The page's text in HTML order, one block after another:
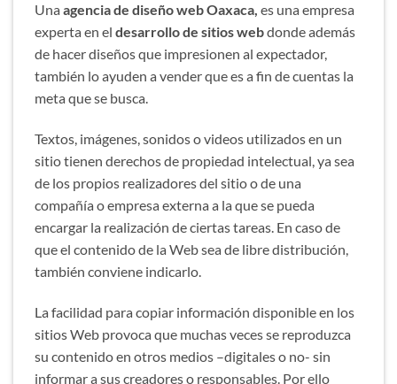
Una agencia de diseño web Oaxaca, es una empresa
experta en el desarrollo de sitios webdonde además
de hacer diseños que impresionen al expectador,
también lo ayuden a vender que es a fin de cuentas la
meta que se busca.
Textos, imágenes, sonidos o videos utilizados en un
sitio tienen derechos de propiedad intelectual, ya sea
de los propios realizadores del sitio o de una
compañía o empresa externa a la que se pueda
encargar la realización de ciertas tareas. En caso de
que el contenido de la Web sea de libre distribución,
también conviene indicarlo.
La facilidad para copiar información disponible en los
sitios Web provoca que muchas veces se reproduzca
su contenido en otros medios –digitales o no- sin
informar a sus creadores o responsables. Por ello